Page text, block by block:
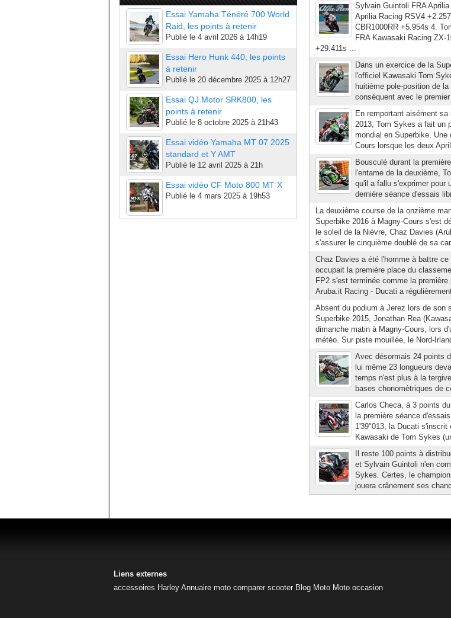
Essai Yamaha Ténéré 700 World
Raid, les points à retenir
Publié le 4 avril 2026 à 14h19
Essai Hero Hunk 440, les points
à retenir
Publié le 20 décembre 2025 à 12h27
Essai QJ Motor SRK800, les
points à retenir
Publié le 8 octobre 2025 à 21h43
Essai vidéo Yamaha MT 07 2025
standard et Y AMT
Publié le 12 avril 2025 à 21h
Essai vidéo CF Moto 800 MT X
Publié le 4 mars 2025 à 19h53
Sylvain Guintoli FRA
Aprilia Racing RSV4
CBR1000RR +5.954s 4.
FRA Kawasaki Racing ZX-
+29.411s ...
Dans un exercice de la
l'officiel Kawasaki Tom
huitième pole-position de
conséquent avec le
En remportant aisément
2013, Tom Sykes a fait un
mondial en Superbike.
Cours lorsque les deux
Bousculé durant la
l'entame de la deuxième,
qu'il a fallu s'exprimer pour
dernière séance d'essais
La deuxième course de la onzième
Superbike 2016 à Magny-Cours s'est
le soleil de la Nièvre, Chaz Davies
s'assurer le cinquième doublé de sa
Chaz Davies a été l'homme à battre
occupait la première place du
FP2 s'est terminée comme la
Aruba.it Racing - Ducati a
Absent du podium à Jerez lors de son
Superbike 2015, Jonathan Rea
dimanche matin à Magny-Cours, lors
météo. Sur piste mouillée, le Nord-
Avec désormais 24 points
lui même 23 longueurs
temps n'est plus à la
bases chonomètriques de
Carlos Checa, à 3 points
la première séance
1'39"013, la Ducati
Kawasaki de Tom Sykes
Il reste 100 points à
et Sylvain Guintoli n'en
Sykes. Certes, le
jouera crânement ses
Liens externes
accessoires Harley Annuaire moto comparer scooter Blog Moto Moto occasion